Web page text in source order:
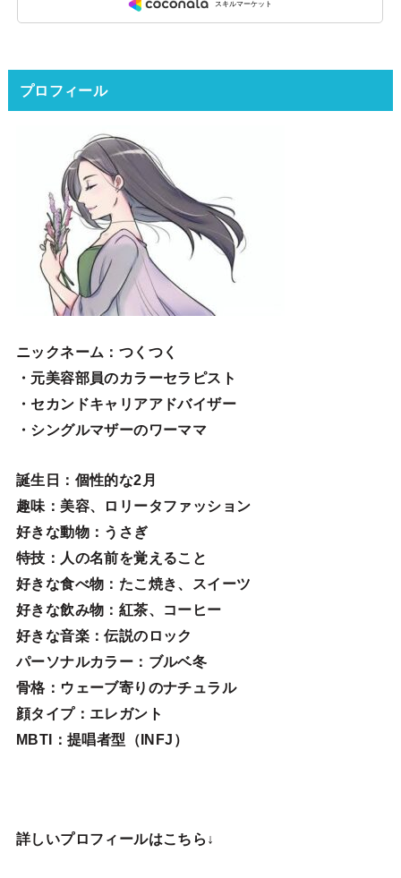
プロフィール
ニックネーム ：つくつく
・元美容部員のカラーセラピスト
・セカンドキャリアアドバイザー
・シングルマザーのワーママ
誕生日 ：個性的な2月
趣味 ：美容、ロリータファッション
好きな動物：うさぎ
特技 ：人の名前を覚えること
好きな食べ物 ：たこ焼き、スイーツ
好きな飲み物：紅茶、コーヒー
好きな音楽：伝説のロック
パーソナルカラー：ブルベ冬
骨格：ウェーブ寄りのナチュラル
顔タイプ：エレガン ト
MBTI：提唱者型（INFJ）
詳しいプロフィールはこちら↓